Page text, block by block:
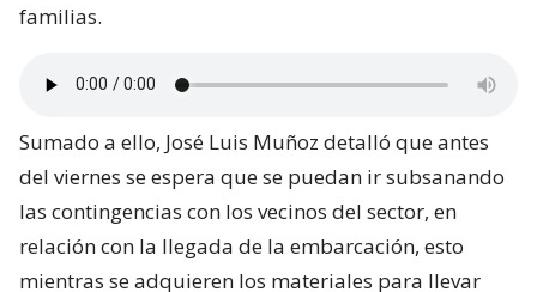
familias.
Sumado a ello, José Luis Muñoz detalló que antes
del viernes se espera que se puedan ir subsanando
las contingencias con los vecinos del sector, en
relación con la llegada de la embarcación, esto
mientras se adquieren los materiales para llevar